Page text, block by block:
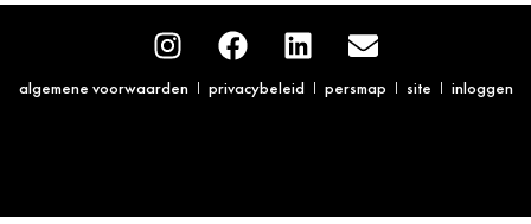
algemene voorwaarden privacybeleid persmap site inloggen